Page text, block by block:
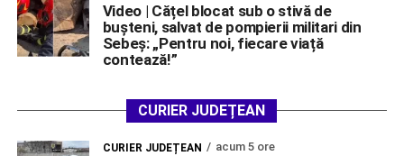
Video | Cățel blocat sub o stivă de
bușteni, salvat de pompierii militari din
Sebeș: „Pentru noi, fiecare viață
contează!”
CURIER JUDEȚEAN
CURIER JUDEȚEAN acum 5 ore